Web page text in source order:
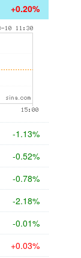
+0.20%
-1.13%
-0.52%
-0.78%
-2.18%
-0.01%
+0.03%